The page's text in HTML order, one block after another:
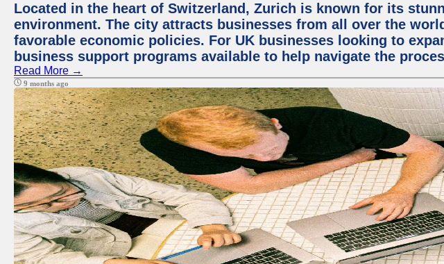
Located in the heart of Switzerland, Zurich is known for its
environment. The city attracts businesses from all over the
favorable economic policies. For UK businesses looking to
business support programs available to help navigate the
Read More →
9 months ago